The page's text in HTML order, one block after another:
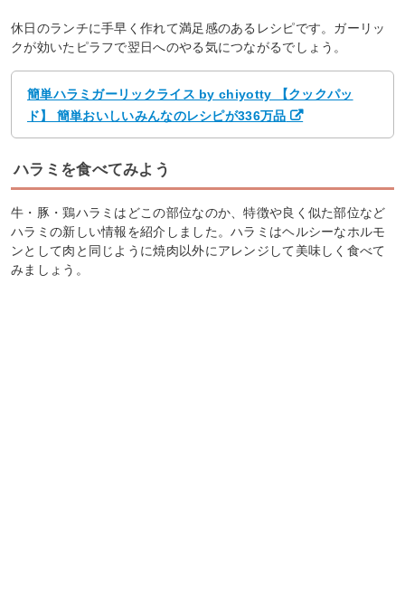
休日のランチに手早く作れて満足感のあるレシピです。ガーリッ
クが効いたピラフで翌日へのやる気につながるでしょう。
簡単ハラミガーリックライス by chiyotty 【クックパッ
ド】 簡単おいしいみんなのレシピが336万品
ハラミを食べてみよう
牛・豚・鶏ハラミはどこの部位なのか、特徴や良く似た部位など
ハラミの新しい情報を紹介しました。ハラミはヘルシーなホルモ
ンとして肉と同じように焼肉以外にアレンジして美味しく食べて
みましょう。